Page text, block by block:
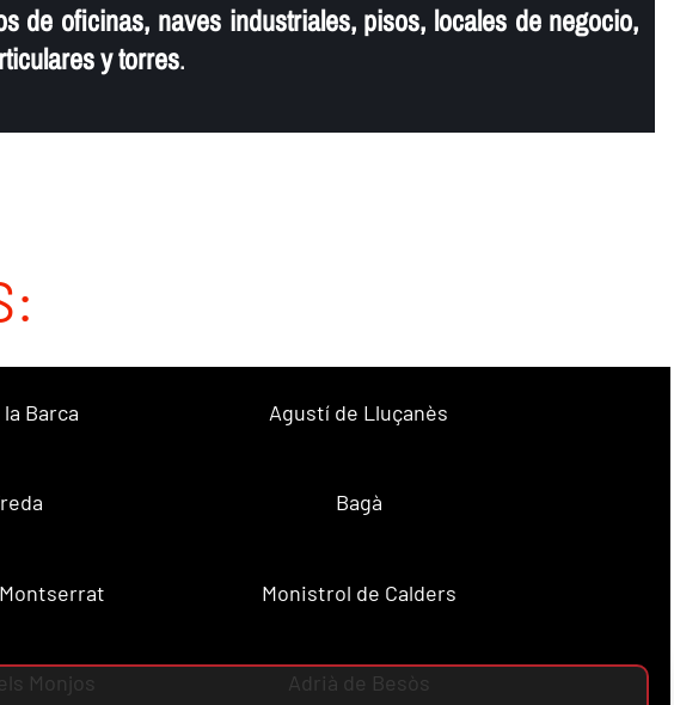
de oficinas, naves industriales, pisos, locales de negocio,
y torres.
Barca Agustí de Lluçanès
Bagà
Monistrol de Calders
Monjos Adrià de Besòs